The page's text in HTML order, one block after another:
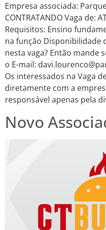
Empresa associada:
CONTRATANDO Vaga de:
Requisitos: Ensino
na função Disponibilidade
nesta vaga? Então mande
o E-mail:
Os interessados na Vaga
diretamente com a
responsável apenas pela
Novo